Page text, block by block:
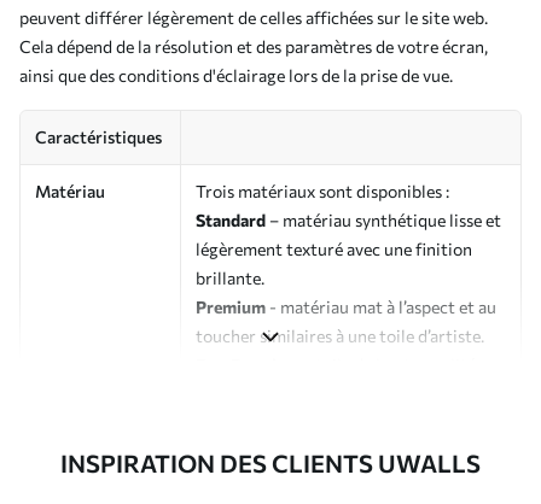
peuvent différer légèrement de celles affichées sur le site web.
Cela dépend de la résolution et des paramètres de votre écran,
ainsi que des conditions d'éclairage lors de la prise de vue.
Caractéristiques
Matériau
Trois matériaux sont disponibles :
Standard – matériau synthétique lisse et
légèrement texturé avec une finition
brillante.
Premium - matériau mat à l’aspect et au
toucher similaires à une toile d’artiste.
INSPIRATION DES CLIENTS UWALLS